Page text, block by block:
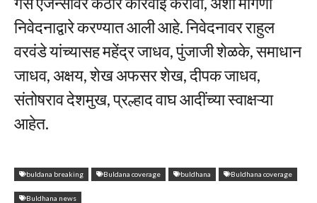
निवेदनाद्वारे करण्यात आली आहे. निवेदनावर राहुल
वरवंडे यांच्यासह महेंद्र जाधव, पुंजाजी शेळके, समाधान
जाधव, अक्षय, शेख अफसर शेख, दीपक जाधव,
संतोषराव देशमुख, प्रल्हाद वाघ आदींच्या स्वाक्षऱ्या
आहेत.
buldana breaking Buldana coverage buldhana Buldhana coverage
Buldhana news